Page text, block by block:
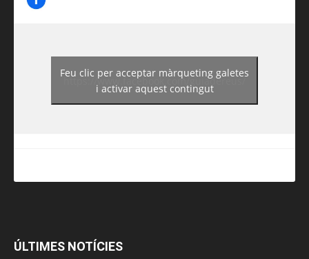
https://www.facebook.com/guiadereus/
Feu clic per acceptar màrqueting galetes
i activar aquest contingut
ÚLTIMES NOTÍCIES